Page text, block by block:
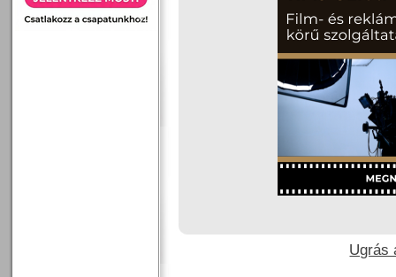
Ugrás